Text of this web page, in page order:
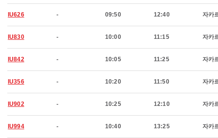
IU626 - 09:50 12:40 자카
IU830 - 10:00 11:15 자카
IU842 - 10:05 11:25 자카
IU356 - 10:20 11:50 자카
IU902 - 10:25 12:10 자카
IU994 - 10:40 13:25 자카